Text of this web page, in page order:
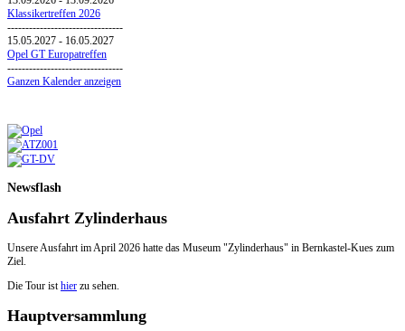
Klassikertreffen 2026
--------------------------------
15.05.2027 - 16.05.2027
Opel GT Europatreffen
--------------------------------
Ganzen Kalender anzeigen
Newsflash
Ausfahrt Zylinderhaus
Unsere Ausfahrt im April 2026 hatte das Museum "Zylinderhaus" in Bernkastel-Kues zum
Ziel.
Die Tour isthier zu sehen.
Hauptversammlung